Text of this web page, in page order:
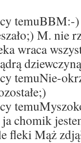
temuBBM:-)
M. nie
wraca
temuNie-
temu
ja chomik
fleki Mąż